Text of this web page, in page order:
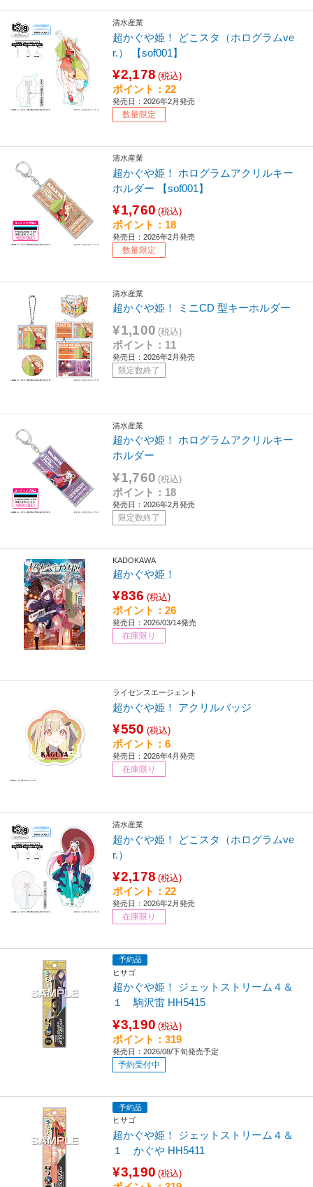
清水産業
超かぐや姫！ どこスタ（ホログラムve
r.） 【sof001】
¥2,178 (税込)
ポイント：22
発売日：2026年2月発売
数量限定
清水産業
超かぐや姫！ ホログラムアクリルキー
ホルダー 【sof001】
¥1,760 (税込)
ポイント：18
発売日：2026年2月発売
数量限定
清水産業
超かぐや姫！ ミニCD 型キーホルダー
¥1,100 (税込)
ポイント：11
発売日：2026年2月発売
限定数終了
清水産業
超かぐや姫！ ホログラムアクリルキー
ホルダー
¥1,760 (税込)
ポイント：18
発売日：2026年2月発売
限定数終了
KADOKAWA
超かぐや姫！
¥836 (税込)
ポイント：26
発売日：2026/03/14発売
在庫限り
ライセンスエージェント
超かぐや姫！ アクリルバッジ
¥550 (税込)
ポイント：6
発売日：2026年4月発売
在庫限り
清水産業
超かぐや姫！ どこスタ（ホログラムve
r.）
¥2,178 (税込)
ポイント：22
発売日：2026年2月発売
在庫限り
予約品
ヒサゴ
超かぐや姫！ ジェットストリーム４＆
１ 駒沢雷 HH5415
¥3,190 (税込)
ポイント：319
発売日：2026/08/下旬発売予定
予約受付中
予約品
ヒサゴ
超かぐや姫！ ジェットストリーム４＆
１ かぐや HH5411
¥3,190 (税込)